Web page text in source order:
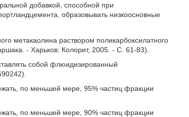
добавкой, способной при
образовывать низкоосновные
метакаолина раствором поликарбоксилатного
- Харьков: Колорит, 2005. - С. 61-83).
собой флюидизированный
по меньшей мере, 95% частиц фракции
по меньшей мере, 90% частиц фракции